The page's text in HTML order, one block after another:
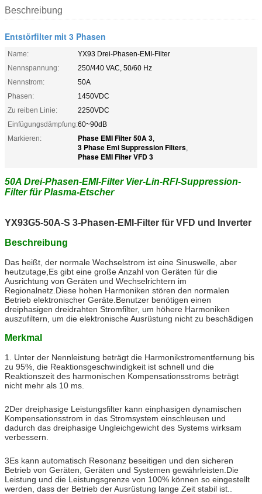
Beschreibung
Entstörfilter mit 3 Phasen
Name:
YX93 Drei-Phasen-EMI-Filter
Nennspannung:
250/440 VAC, 50/60 Hz
Nennstrom:
50A
Phasen:
1450VDC
Zu reiben Linie:
2250VDC
Einfügungsdämpfung:60~90dB
Markieren:
Phase EMI Filter 50A 3,
3 Phase Emi Suppression Filters,
Phase EMI Filter VFD 3
50A Drei-Phasen-EMI-Filter Vier-Lin-RFI-Suppression-
Filter für Plasma-Etscher
YX93G5-50A-S 3-Phasen-EMI-Filter für VFD und Inverter
Beschreibung
Das heißt, der normale Wechselstrom ist eine Sinuswelle, aber
heutzutage,Es gibt eine große Anzahl von Geräten für die
Ausrichtung von Geräten und Wechselrichtern im
Regionalnetz.Diese hohen Harmoniken stören den normalen
Betrieb elektronischer Geräte.Benutzer benötigen einen
dreiphasigen dreidrahten Stromfilter, um höhere Harmoniken
auszufiltern, um die elektronische Ausrüstung nicht zu beschädigen
Merkmal
1. Unter der Nennleistung beträgt die Harmonikstromentfernung bis
zu 95%, die Reaktionsgeschwindigkeit ist schnell und die
Reaktionszeit des harmonischen Kompensationsstroms beträgt
nicht mehr als 10 ms.
2Der dreiphasige Leistungsfilter kann einphasigen dynamischen
Kompensationsstrom in das Stromsystem einschleusen und
dadurch das dreiphasige Ungleichgewicht des Systems wirksam
verbessern.
3Es kann automatisch Resonanz beseitigen und den sicheren
Betrieb von Geräten, Geräten und Systemen gewährleisten.Die
Leistung und die Leistungsgrenze von 100% können so eingestellt
werden, dass der Betrieb der Ausrüstung lange Zeit stabil ist..